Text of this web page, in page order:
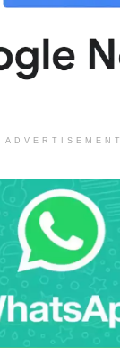
ADVERTISEMENT